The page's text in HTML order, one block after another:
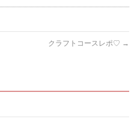
クラフトコースレポ♡ →